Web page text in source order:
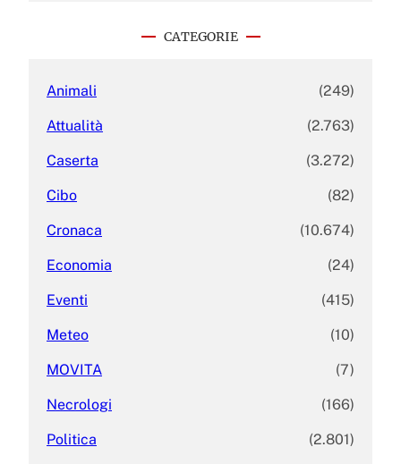
CATEGORIE
Animali (249)
Attualità (2.763)
Caserta (3.272)
Cibo (82)
Cronaca (10.674)
Economia (24)
Eventi (415)
Meteo (10)
MOVITA (7)
Necrologi (166)
Politica (2.801)